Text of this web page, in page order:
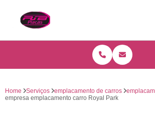
Home Serviços emplacamento de carros
empresa emplacamento carro Royal Park